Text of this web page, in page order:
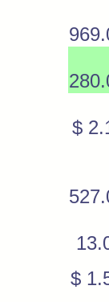
$
$